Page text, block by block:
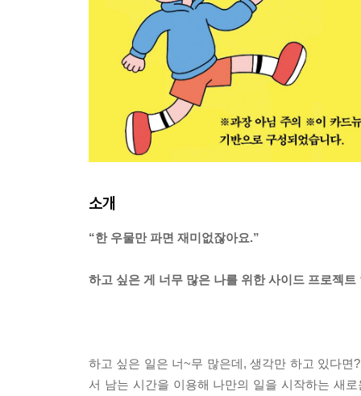
소개
“한 우물만 파면 재미없잖아요.”
하고 싶은 게 너무 많은 나를 위한 사이드 프로젝트
하고 싶은 일은 너~무 많은데, 생각만 하고 있다
서 남는 시간을 이용해 나만의 일을 시작하는 새